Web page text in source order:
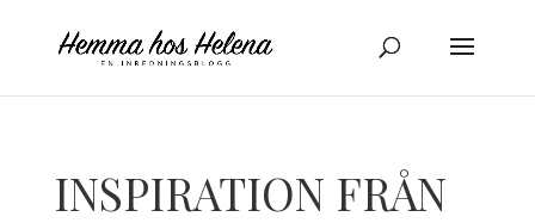
INSPIRATION FRÅN